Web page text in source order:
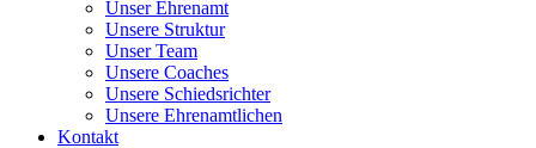
Unser Ehrenamt
Unsere Struktur
Unser Team
Unsere Coaches
Unsere Schiedsrichter
Unsere Ehrenamtlichen
Kontakt